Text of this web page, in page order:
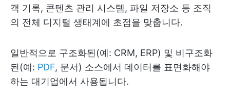
객 기록, 콘텐츠 관리 시스템, 파일 저장소 등 조직
의 전체 디지털 생태계에 초점을 맞춥니다.
일반적으로 구조화된(예: CRM, ERP) 및 비구조화
된(예: PDF, 문서) 소스에서 데이터를 표면화해야
하는 대기업에서 사용됩니다.